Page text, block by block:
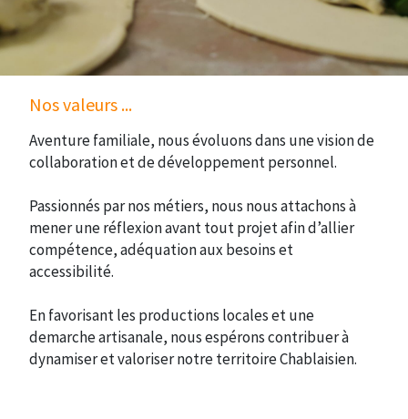
Nos valeurs ...
Aventure familiale, nous évoluons dans une vision de
collaboration et de développement personnel.
Passionnés par nos métiers, nous nous attachons à
mener une réflexion avant tout projet afin d’allier
compétence, adéquation aux besoins et
accessibilité.
En favorisant les productions locales et une
demarche artisanale, nous espérons contribuer à
dynamiser et valoriser notre territoire Chablaisien.